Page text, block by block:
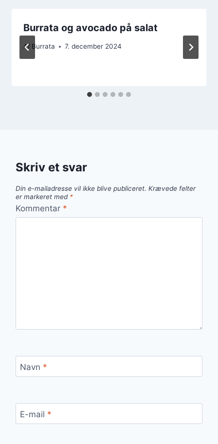
Burrata og avocado på salat
Af Burrata 7. december 2024
Skriv et svar
Din e-mailadresse vil ikke blive publiceret. Krævede felter
er markeret med *
Kommentar *
Navn *
E-mail *